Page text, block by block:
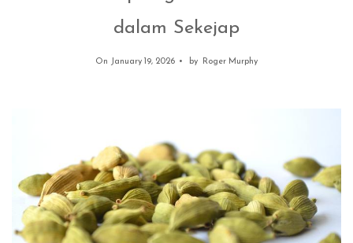
dalam Sekejap
On January 19, 2026 by Roger Murphy